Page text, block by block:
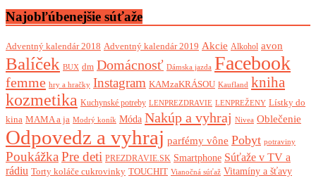
Najobľúbenejšie súťaže
Adventný kalendár 2018 Adventný kalendár 2019 Akcie Alkohol avon
Balíček BUX dm Domácnosť Dámska jazda Facebook
femme hry a hračky Instagram KAMzaKRÁSOU Kaufland kniha
kozmetika Kuchynské potreby LENPREZDRAVIE LENPREŽENY Lístky do
kina MAMA a ja Modrý koník Móda Nakúp a vyhraj Nivea Oblečenie
Odpovedz a vyhraj parfémy vône Pobyt potraviny
Poukážka Pre deti PREZDRAVIE.SK Smartphone Súťaže v TV a
rádiu Torty koláče cukrovinky TOUCHIT Vianočná súťaž Vitamíny a šťavy